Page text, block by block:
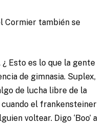
Cormier también se
Esto es lo que la gente
de gimnasia. Suplex,
de lucha libre de la
cuando el frankensteiner
voltear. Digo ‘Boo’ a